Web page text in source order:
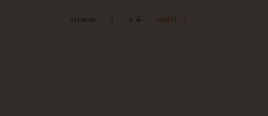
strana z 4 další